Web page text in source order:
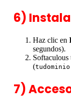
6)
Haz clic en
segundos).
(
7)